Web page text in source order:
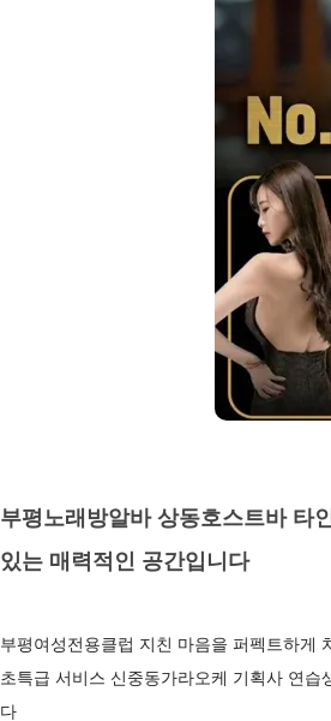
부평노래방알바 상동호스트바 타
있는 매력적인 공간입니다
부평여성전용클럽 지친 마음을 퍼펙트하게
초특급 서비스 신중동가라오케 기획사 연
다